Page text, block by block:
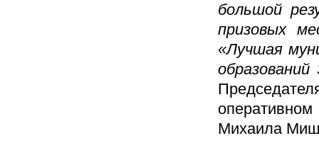
большой
призовых
«Лучшая
образований
Михаила